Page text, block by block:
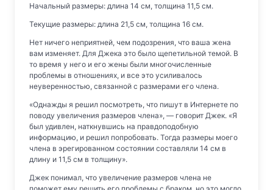
Начальный размеры: длина 14 см, толщина 11,5 см.
Текущие размеры: длина 21,5 см, толщина 16 см.
Нет ничего неприятней, чем подозрения, что ваша жена
вам изменяет. Для Джека это было щепетильной темой. В
то время у него и его жены были многочисленные
проблемы в отношениях, и все это усиливалось
неуверенностью, связанной с размерами его члена.
«Однажды я решил посмотреть, что пишут в Интернете по
поводу увеличения размеров члена», — говорит Джек. «Я
был удивлен, наткнувшись на правдоподобную
информацию, и решил попробовать. Тогда размеры моего
члена в эрегированном состоянии составляли 14 см в
длину и 11,5 см в толщину».
Джек понимал, что увеличение размеров члена не